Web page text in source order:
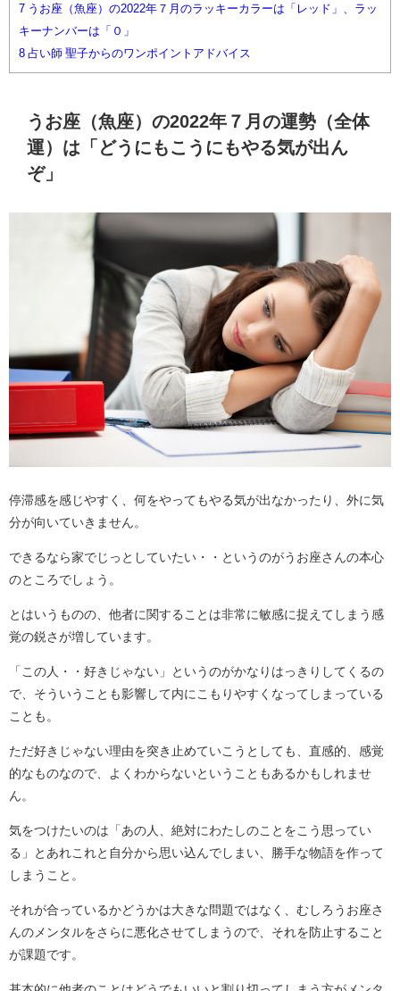
7 うお座（魚座）の2022年７月のラッキーカラーは「レッド」、ラッ
キーナンバーは「０」
8 占い師 聖子からのワンポイントアドバイス
うお座（魚座）の2022年７月の運勢（全体
運）は「どうにもこうにもやる気が出ん
ぞ」
停滞感を感じやすく、何をやってもやる気が出なかったり、外に気
分が向いていきません。
できるなら家でじっとしていたい・・というのがうお座さんの本心
のところでしょう。
とはいうものの、他者に関することは非常に敏感に捉えてしまう感
覚の鋭さが増しています。
「この人・・好きじゃない」というのがかなりはっきりしてくるの
で、そういうことも影響して内にこもりやすくなってしまっている
ことも。
ただ好きじゃない理由を突き止めていこうとしても、直感的、感覚
的なものなので、よくわからないということもあるかもしれませ
ん。
気をつけたいのは「あの人、絶対にわたしのことをこう思ってい
る」とあれこれと自分から思い込んでしまい、勝手な物語を作って
しまうこと。
それが合っているかどうかは大きな問題ではなく、むしろうお座さ
んのメンタルをさらに悪化させてしまうので、それを防止すること
が課題です。